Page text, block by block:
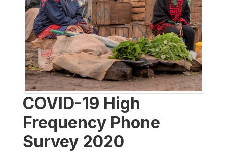
COVID-19 High
Frequency Phone
Survey 2020